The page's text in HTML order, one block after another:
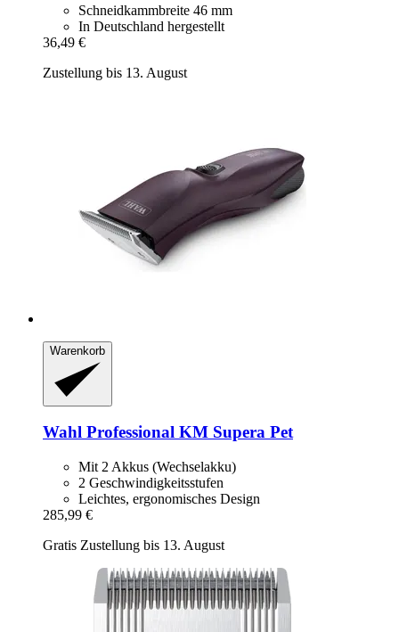
Schneidkammbreite 46 mm
In Deutschland hergestellt
36,49 €
Zustellung bis 13. August
Warenkorb
Wahl Professional KM Supera Pet
Mit 2 Akkus (Wechselakku)
2 Geschwindigkeitsstufen
Leichtes, ergonomisches Design
285,99 €
Gratis Zustellung bis 13. August